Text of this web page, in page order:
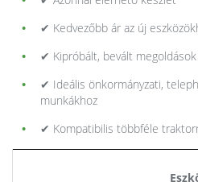
✔ Kedvezőbb ár az új
✔ Kipróbált, bevált megoldások
✔ Ideális önkormányzati,
munkákhoz
✔ Kompatibilis többféle